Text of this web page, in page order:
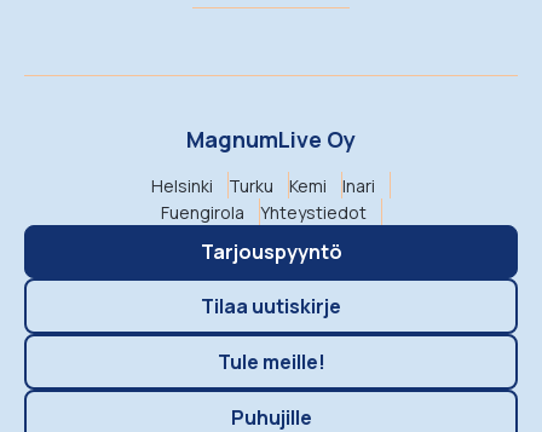
MagnumLive Oy
Helsinki Turku Kemi
Inari
Fuengirola
Yhteystiedot
Tarjouspyyntö
Tilaa uutiskirje
Tule meille!
Puhujille